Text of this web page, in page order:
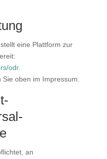
eine Plattform zur
odr.
oben im Impressum.
an